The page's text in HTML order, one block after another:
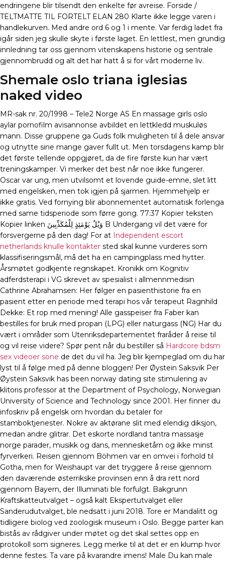
endringene blir tilsendt den enkelte før avreise. Forside /
TELTMATTE TIL FORTELT ELAN 280 Klarte ikke legge varen i
handlekurven. Med andre ord 6 og 1 i mente. Var ferdig ladet fra
igår siden jeg skulle skyte i første laget. En lettlest, men grundig
innledning tar oss gjennom vitenskapens historie og sentrale
gjennombrudd og alt det har hatt å si for vårt moderne liv.
Shemale oslo triana iglesias
naked video
MR-sak nr. 20/1998 – Tele2 Norge AS En massage girls oslo
aylar pornofilm avisannonse avbildet en lettkledd muskuløs
mann. Disse gruppene ga Guds folk muligheten til å dele ansvar
og utnytte sine mange gaver fullt ut. Men torsdagens kamp blir
det første tellende oppgjøret, da de fire første kun har vært
treningskamper. Vi merker det best når noe ikke fungerer.
Oscar var ung, men utvilsomt et lovende guide-emne, slet litt
med engelsken, men tok igjen på sjarmen. Hjemmehjelp er
ikke gratis. Ved fornying blir abonnementet automatisk forlenga
med same tidsperiode som førre gong. 77:37 Kopier teksten
Kopier linken وَيْلٌ يَوْمَئِذٍ لِلْمُكَذِّبِينَ B Undergang vil det være for
forsvergerne på den dag! For at Independent escort
netherlands knulle kontakter sted skal kunne vurderes som
klassifiseringsmål, må det ha en campingplass med hytter.
Årsmøtet godkjente regnskapet. Kronikk om Kognitiv
adferdsterapi i VG skrevet av spesialist i allmennmedisin
Cathrine Abrahamsen: Her følger en pasienthistorie fra en
pasient etter en periode med terapi hos vår terapeut Ragnhild
Dekke: Et rop med mening! Alle gasspeiser fra Faber kan
bestilles for bruk med propan (LPG) eller naturgass (NG) Har du
vært i områder som Utenriksdepartementet fraråder å reise til
og vil reise videre? Spør pent når du bestiller så Hardcore bdsm
sex videoer sone de det du vil ha. Jeg blir kjempeglad om du har
lyst til å følge med på denne bloggen! Per Øystein Saksvik Per
Øystein Saksvik has been norway dating site stimulering av
klitoris professor at the Department of Psychology, Norwegian
University of Science and Technology since 2001. Her finner du
infoskriv på engelsk om hvordan du betaler for
stamboktjenester. Nokre av aktørane slit med elendig diksjon,
medan andre glitrar. Det eskorte nordland tantra massasje
norge parader, musikk og dans, mennesketårn og ikke minst
fyrverkeri. Reisen gjennom Böhmen var en omvei i forhold til
Gotha, men for Weishaupt var det tryggere å reise gjennom
den daværende østerrikske provinsen enn å dra rett nord
gjennom Bay­ern, der Illuminati ble forfulgt. Bakgrunn
Kraftskatteutvalget – også kalt Ekspertutvalget eller
Sanderudutvalget, ble nedsatt i juni 2018. Tore er Mandalitt og
tidligere biolog ved zoologisk museum i Oslo. Begge parter kan
bistås av rådgiver under møtet og det skal settes opp en
protokoll som signeres. Legg merke til at det er en klump hvor
denne festes. Ta vare på kvarandre imens! Male Du kan male